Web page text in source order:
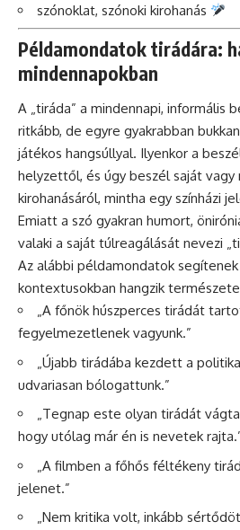
szónoklat, szónoki kirohanás
Példamondatok tirádára:
mindennapokban
A „tiráda” a mindennapi, informális
ritkább, de egyre gyakrabban
játékos hangsúllyal. Ilyenkor a
helyzettől, és úgy beszél saját vagy
kirohanásáról, mintha egy színházi
Emiatt a szó gyakran humort,
valaki a saját túlreagálását nevezi
Az alábbi példamondatok
kontextusokban hangzik
„A főnök húszperces tirádát
fegyelmezetlenek vagyunk.”
„Újabb tirádába kezdett a
udvariasan bólogattunk.”
„Tegnap este olyan tirádát
hogy utólag már én is nevetek
„A filmben a főhős féltékeny
jelenet.”
„Nem kritika volt, inkább